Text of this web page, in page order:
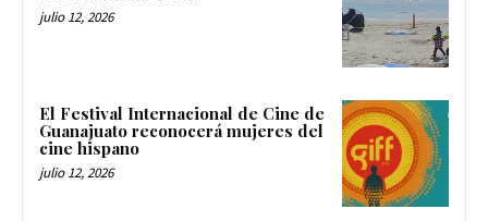
julio 12, 2026
El Festival Internacional de Cine de
Guanajuato reconocerá mujeres del
cine hispano
julio 12, 2026